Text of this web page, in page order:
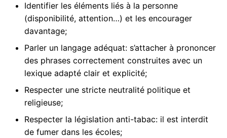
Identifier les éléments liés à la personne
(disponibilité, attention…) et les encourager
davantage;
Parler un langage adéquat: s’attacher à prononcer
des phrases correctement construites avec un
lexique adapté clair et explicité;
Respecter une stricte neutralité politique et
religieuse;
Respecter la législation anti-tabac: il est interdit
de fumer dans les écoles;